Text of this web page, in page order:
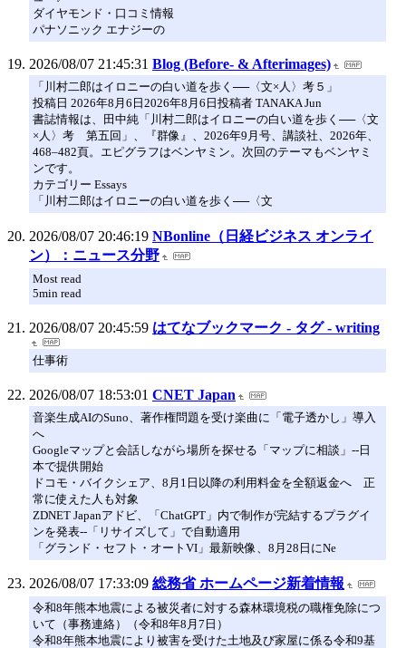
ダイヤモンド・口コミ情報
パナソニック エナジーの
2026/08/07 21:45:31 Blog (Before- & Afterimages)
「川村二郎はイロニーの白い道を歩く──〈文×人〉考５」
投稿日 2026年8月6日2026年8月6日投稿者 TANAKA Jun
書誌情報は、田中純「川村二郎はイロニーの白い道を歩く──〈文
×人〉考 第五回」、『群像』、2026年9月号、講談社、2026年、
468–482頁。エピグラフはベンヤミン。次回のテーマもベンヤミ
ンです。
カテゴリー Essays
「川村二郎はイロニーの白い道を歩く──〈文
2026/08/07 20:46:19 NBonline（日経ビジネス オンライ
ン）：ニュース分野
Most read
5min read
2026/08/07 20:45:59 はてなブックマーク - タグ - writing
仕事術
2026/08/07 18:53:01 CNET Japan
音楽生成AIのSuno、著作権問題を受け楽曲に「電子透かし」導入
へ
Googleマップと会話しながら場所を探せる「マップに相談」--日
本で提供開始
ドコモ・バイクシェア、8月1日以降の利用料金を全額返金へ 正
常に使えた人も対象
ZDNET Japanアドビ、「ChatGPT」内で制作が完結するプラグイ
ンを発表--「リサイズして」で自動適用
「グランド・セフト・オートVI」最新映像、8月28日にNe
2026/08/07 17:33:09 総務省 ホームページ新着情報
令和8年熊本地震による被災者に対する森林環境税の職権免除につ
いて（事務連絡）（令和8年8月7日）
令和8年熊本地震により被害を受けた土地及び家屋に係る令和9基